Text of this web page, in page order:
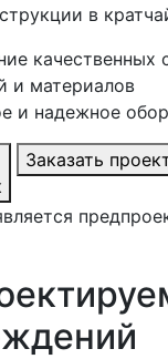
в
качественных
и материалов
и надежное
Заказать